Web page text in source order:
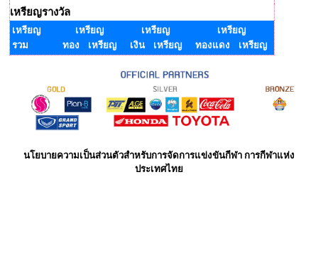
เหรียญรางวัล
เหรียญ
รวม
เหรียญ
ทอง เหรียญ
เหรียญ
เงิน เหรียญ
เหรียญ
ทองแดง เหรียญ
นโยบายความเป็นส่วนตัวสำหรับการจัดการแข่งขันกีฬา การกีฬาแห่ง
ประเทศไทย